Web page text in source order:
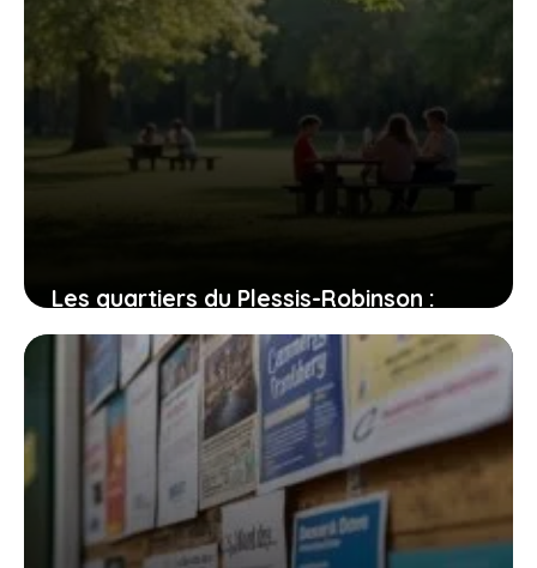
Les quartiers du Plessis-Robinson :
entre dynamisme et quiétude, où
poser vos valises ?
31 juillet 2026